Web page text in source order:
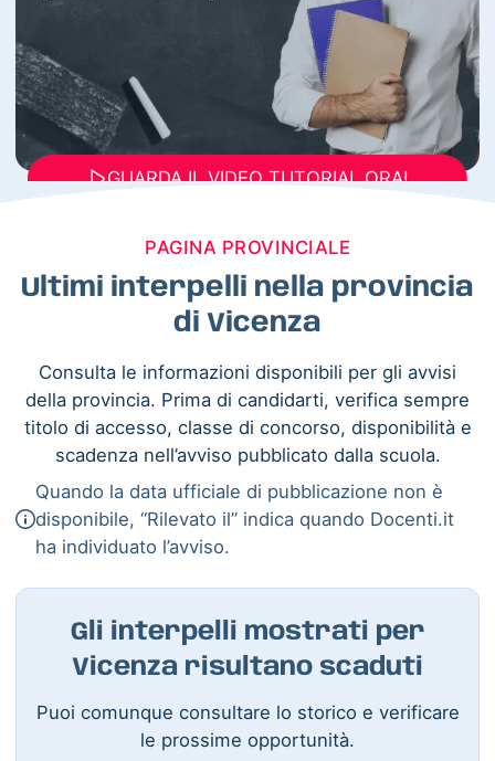
GUARDA IL VIDEO TUTORIAL ORA!
PAGINA PROVINCIALE
Ultimi interpelli nella provincia
di Vicenza
Consulta le informazioni disponibili per gli avvisi
della provincia. Prima di candidarti, verifica sempre
titolo di accesso, classe di concorso, disponibilità e
scadenza nell’avviso pubblicato dalla scuola.
Quando la data ufficiale di pubblicazione non è
disponibile, “Rilevato il” indica quando Docenti.it
ha individuato l’avviso.
Gli interpelli mostrati per
Vicenza risultano scaduti
Puoi comunque consultare lo storico e verificare
le prossime opportunità.